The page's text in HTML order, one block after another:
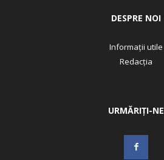
DESPRE NOI
Informații utile
Redacția
URMĂRIȚI-NE